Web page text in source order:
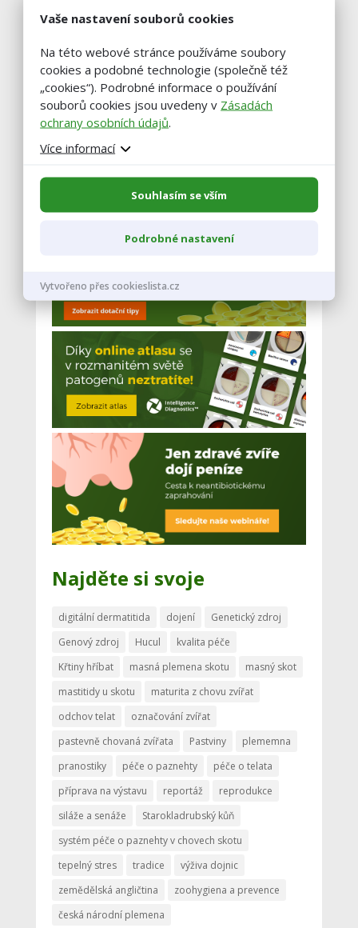
pošleme výběr těch nejzajímavější
Najděte si svoje
digitální dermatitida dojení
Genetický zdroj
Genový zdroj
Hucul
kvalita péče
Křtiny hříbat
masná plemena skotu
masný skot
mastitidy u skotu
maturita z chovu zvířat
odchov telat
označování zvířat
pastevně chovaná zvířata
Pastviny
plememna
pranostiky
péče o paznehty
péče o telata
příprava na výstavu
reportáž
reprodukce
siláže a senáže
Starokladrubský kůň
systém péče o paznehty v chovech skotu
tepelný stres
tradice
výživa dojnic
zemědělská angličtina
zoohygiena a prevence
česká národní plemena
Vaše nastavení souborů cookies
Na této webové stránce používáme soubory
cookies a podobné technologie (společně též
„cookies“). Podrobné informace o používání
souborů cookies jsou uvedeny v Zásadách
ochrany osobních údajů.
Více informací
Souhlasím se vším
Podrobné nastavení
Vytvořeno přes cookieslista.cz